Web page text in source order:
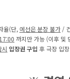
율(단, 예선은 분장 불가 /
까지만 가능 (이후 및
입장권 구입 후 극장 입